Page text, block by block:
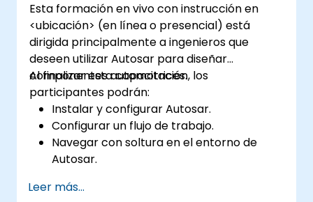
Esta formación en vivo con instrucción en
<ubicación> (en línea o presencial) está
dirigida principalmente a ingenieros que
deseen utilizar Autosar para diseñar
componentes automotrices.
Al finalizar esta capacitación, los
participantes podrán:
Instalar y configurar Autosar.
Configurar un flujo de trabajo.
Navegar con soltura en el entorno de
Autosar.
Leer más...